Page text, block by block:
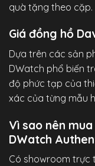
quà tặng theo cặp.
Giá đồng hồ
Dựa trên các sản
DWatch phổ biến
độ phức tạp của
xác của từng mẫu
Vì sao nên
DWatch
Có showroom trực